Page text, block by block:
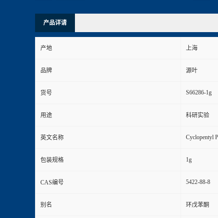
产品详请
产地 上海
品牌 源叶
货号 S66286-1g
用途 科研实验
英文名称 Cyclopentyl
包装规格 1g
CAS编号 5422-88-8
别名 环戊苯酮